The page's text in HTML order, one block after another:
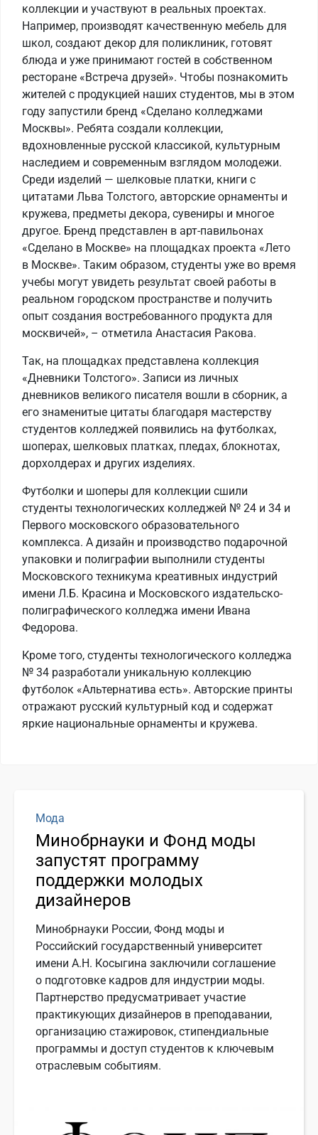
коллекции и участвуют в реальных проектах.
Например, производят качественную мебель для
школ, создают декор для поликлиник, готовят
блюда и уже принимают гостей в собственном
ресторане «Встреча друзей». Чтобы познакомить
жителей с продукцией наших студентов, мы в этом
году запустили бренд «Сделано колледжами
Москвы». Ребята создали коллекции,
вдохновленные русской классикой, культурным
наследием и современным взглядом молодежи.
Среди изделий — шелковые платки, книги с
цитатами Льва Толстого, авторские орнаменты и
кружева, предметы декора, сувениры и многое
другое. Бренд представлен в арт-павильонах
«Сделано в Москве» на площадках проекта «Лето
в Москве». Таким образом, студенты уже во время
учебы могут увидеть результат своей работы в
реальном городском пространстве и получить
опыт создания востребованного продукта для
москвичей», – отметила Анастасия Ракова.
Так, на площадках представлена коллекция
«Дневники Толстого». Записи из личных
дневников великого писателя вошли в сборник, а
его знаменитые цитаты благодаря мастерству
студентов колледжей появились на футболках,
шоперах, шелковых платках, пледах, блокнотах,
дорхолдерах и других изделиях.
Футболки и шоперы для коллекции сшили
студенты технологических колледжей № 24 и 34 и
Первого московского образовательного
комплекса. А дизайн и производство подарочной
упаковки и полиграфии выполнили студенты
Московского техникума креативных индустрий
имени Л.Б. Красина и Московского издательско-
полиграфического колледжа имени Ивана
Федорова.
Кроме того, студенты технологического колледжа
№ 34 разработали уникальную коллекцию
футболок «Альтернатива есть». Авторские принты
отражают русский культурный код и содержат
яркие национальные орнаменты и кружева.
Мода
Минобрнауки и Фонд моды
запустят программу
поддержки молодых
дизайнеров
Минобрнауки России, Фонд моды и
Российский государственный университет
имени А.Н. Косыгина заключили соглашение
о подготовке кадров для индустрии моды.
Партнерство предусматривает участие
практикующих дизайнеров в преподавании,
организацию стажировок, стипендиальные
программы и доступ студентов к ключевым
отраслевым событиям.